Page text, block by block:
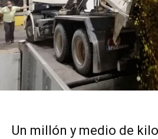
Un millón y medio de